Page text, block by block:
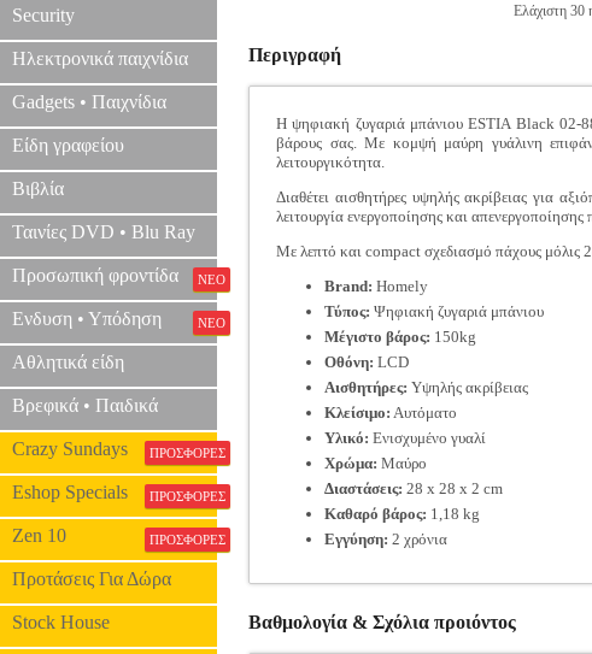
Security
Ηλεκτρονικά παιχνίδια
Gadgets • Παιχνίδια
Είδη γραφείου
Βιβλία
Ταινίες DVD • Blu Ray
Προσωπική φροντίδα ΝΕΟ
Ενδυση • Υπόδηση ΝΕΟ
Αθλητικά είδη
Βρεφικά • Παιδικά
Crazy Sundays ΠΡΟΣΦΟΡΕΣ
Eshop Specials ΠΡΟΣΦΟΡΕΣ
Zen 10 ΠΡΟΣΦΟΡΕΣ
Προτάσεις Για Δώρα
Stock House
Ελάχιστη 30
Περιγραφή
Η ψηφιακή ζυγαριά μπάνιου ESTIA Black 02-
βάρους σας. Με κομψή μαύρη γυάλινη
λειτουργικότητα.
Διαθέτει αισθητήρες υψηλής ακρίβειας για
λειτουργία ενεργοποίησης και
Με λεπτό και compact σχεδιασμό πάχους μόλις
Brand: Homely
Τύπος: Ψηφιακή ζυγαριά μπάνιου
Μέγιστο βάρος: 150kg
Οθόνη: LCD
Αισθητήρες: Υψηλής ακρίβειας
Κλείσιμο: Αυτόματο
Υλικό: Ενισχυμένο γυαλί
Χρώμα: Μαύρο
Διαστάσεις: 28 x 28 x 2 cm
Καθαρό βάρος: 1,18 kg
Εγγύηση: 2 χρόνια
Βαθμολογία & Σχόλια προιόντος